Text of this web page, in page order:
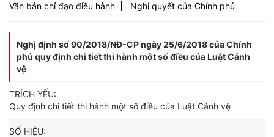
Văn bản chỉ đạo điều hành
Nghị quyết của Chính phủ
Nghị định số 90/2018/NĐ-CP ngày 25/6/2018 của Chính
phủ quy định chi tiết thi hành một số điều của Luật Cảnh
vệ
TRÍCH YẾU:
Quy định chi tiết thi hành một số điều của Luật Cảnh vệ
SỐ HIỆU: